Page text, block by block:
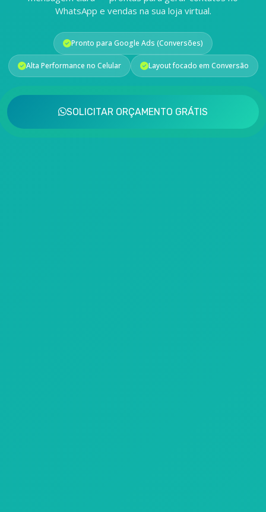
WhatsApp e vendas na sua loja virtual.
Pronto para Google Ads (Conversões)
Alta Performance no Celular Layout focado em Conversão
SOLICITAR ORÇAMENTO GRÁTIS